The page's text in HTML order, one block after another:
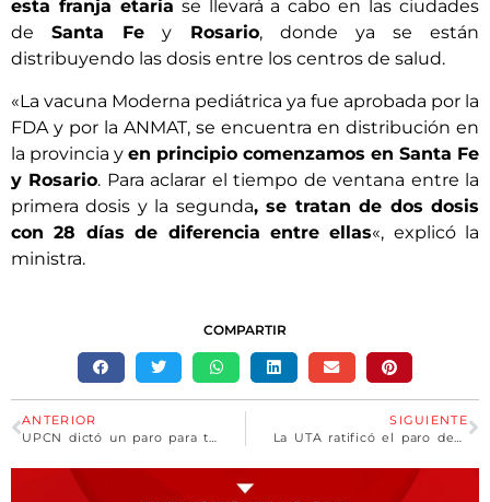
esta franja etaria se llevará a cabo en las ciudades
deSanta Fe y Rosario, donde ya se están
distribuyendo las dosis entre los centros de salud.
«La vacuna Moderna pediátrica ya fue aprobada por la
FDA y por la ANMAT, se encuentra en distribución en
la provincia y en principio comenzamos en Santa Fe
y Rosario. Para aclarar el tiempo de ventana entre la
primera dosis y la segunda, se tratan de dos dosis
con 28 días de diferencia entre ellas«, explicó la
ministra.
COMPARTIR
ANTERIOR
SIGUIENTE